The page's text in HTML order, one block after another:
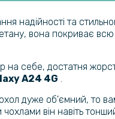
надійності та
вона покриває
достатня
A24 4G
дуже об'ємний, то
він навіть тонший